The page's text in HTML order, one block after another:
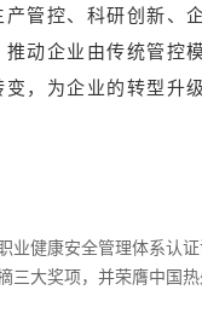
管控、科研创新、
动企业由传统管控
，为企业的转型升
业健康安全管理体系认